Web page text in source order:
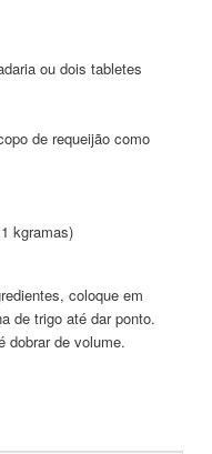
ou dois tabletes
de requeijão como
kgramas)
coloque em
de trigo até dar ponto.
dobrar de volume.